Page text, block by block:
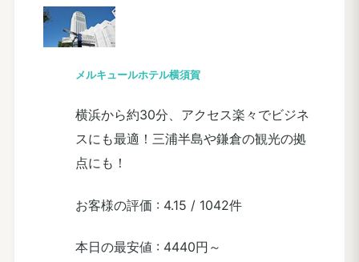
メルキュールホテル横須賀
横浜から約30分、アクセス楽々でビジネ
スにも最適！三浦半島や鎌倉の観光の拠
点にも！
お客様の評価 : 4.15 / 1042件
本日の最安値 : 4440円～